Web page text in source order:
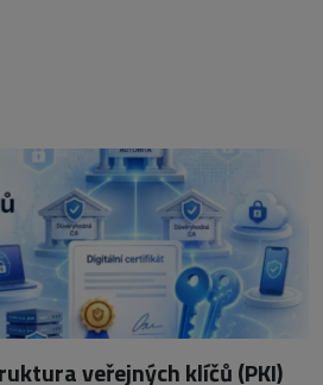
veřejných klíčů (PKI)